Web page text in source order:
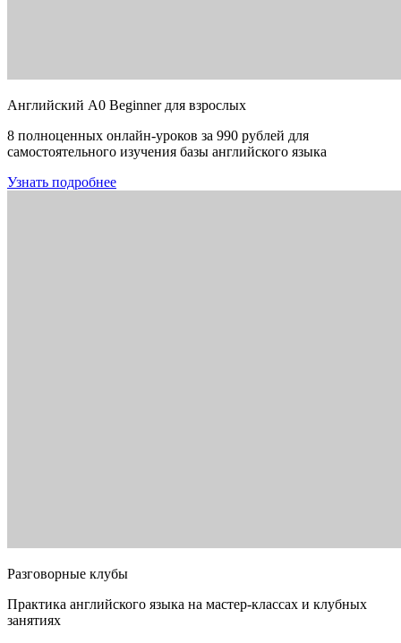
Английский A0 Beginner для взрослых
8 полноценных онлайн-уроков за 990 рублей для
самостоятельного изучения базы английского языка
Узнать подробнее
Разговорные клубы
Практика английского языка на мастер-классах и клубных
занятиях